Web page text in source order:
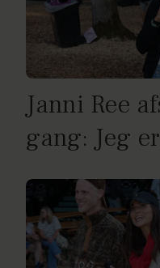
Janni Ree
gang: Jeg